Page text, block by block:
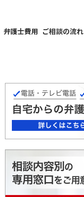
弁護士費用 ご相談の流れ